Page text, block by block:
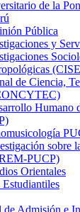
de la
Pública
y
de Ciencia,
Humano
sobre
PUCP)
Orientales
Estudiantiles
Admisión e